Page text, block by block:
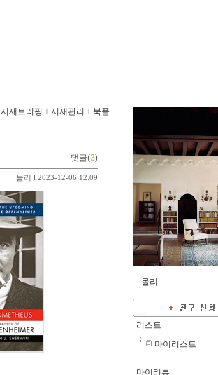
서재브리핑 ｌ 서재관리 ｌ 북플
댓글(3)
몰리 l 2023-12-06 12:09
- 몰리
리스트
마이리스트
마이리뷰